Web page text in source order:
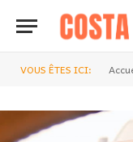
VOUS ÊTES ICI: